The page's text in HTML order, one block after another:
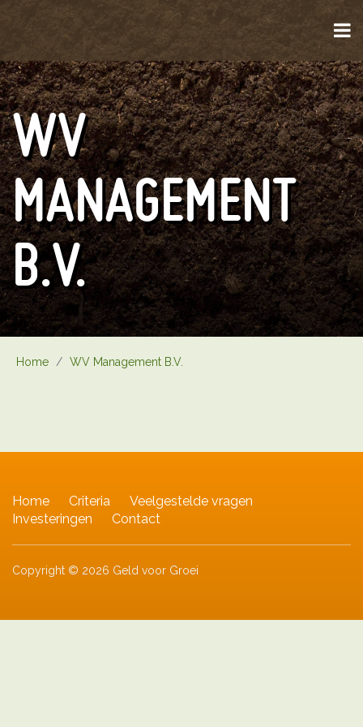
WV
MANAGEMENT
B.V.
Home / WV Management B.V.
Home Criteria
Veelgestelde vragen
Investeringen
Contact
Copyright © 2026 Geld voor Groei